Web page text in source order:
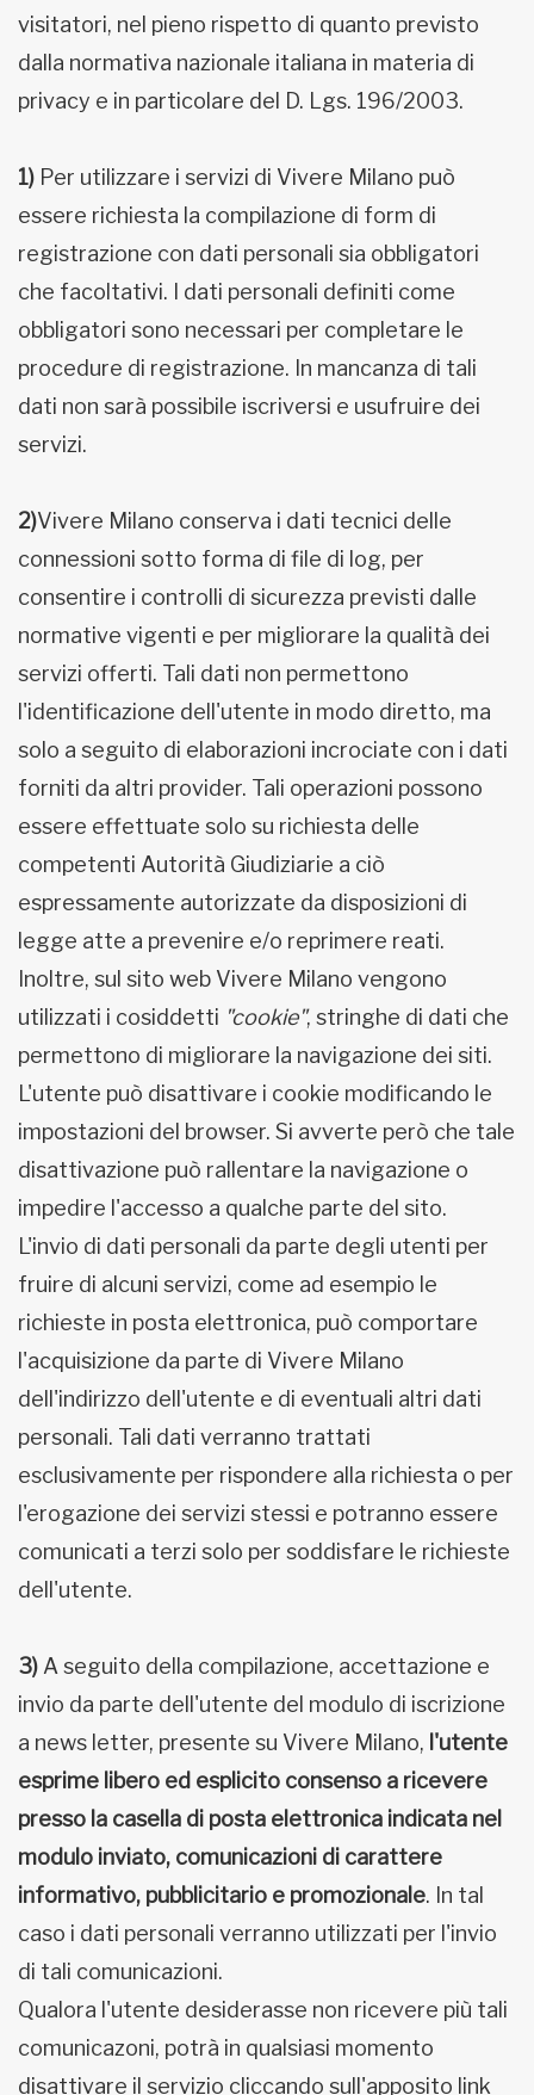
visitatori, nel pieno rispetto di quanto previsto
dalla normativa nazionale italiana in materia di
privacy e in particolare del D. Lgs. 196/2003.
1) Per utilizzare i servizi di Vivere Milano può
essere richiesta la compilazione di form di
registrazione con dati personali sia obbligatori
che facoltativi. I dati personali definiti come
obbligatori sono necessari per completare le
procedure di registrazione. In mancanza di tali
dati non sarà possibile iscriversi e usufruire dei
servizi.
2)Vivere Milano conserva i dati tecnici delle
connessioni sotto forma di file di log, per
consentire i controlli di sicurezza previsti dalle
normative vigenti e per migliorare la qualità dei
servizi offerti. Tali dati non permettono
l'identificazione dell'utente in modo diretto, ma
solo a seguito di elaborazioni incrociate con i dati
forniti da altri provider. Tali operazioni possono
essere effettuate solo su richiesta delle
competenti Autorità Giudiziarie a ciò
espressamente autorizzate da disposizioni di
legge atte a prevenire e/o reprimere reati.
Inoltre, sul sito web Vivere Milano vengono
utilizzati i cosiddetti "cookie", stringhe di dati che
permettono di migliorare la navigazione dei siti.
L'utente può disattivare i cookie modificando le
impostazioni del browser. Si avverte però che tale
disattivazione può rallentare la navigazione o
impedire l'accesso a qualche parte del sito.
L'invio di dati personali da parte degli utenti per
fruire di alcuni servizi, come ad esempio le
richieste in posta elettronica, può comportare
l'acquisizione da parte di Vivere Milano
dell'indirizzo dell'utente e di eventuali altri dati
personali. Tali dati verranno trattati
esclusivamente per rispondere alla richiesta o per
l'erogazione dei servizi stessi e potranno essere
comunicati a terzi solo per soddisfare le richieste
dell'utente.
3) A seguito della compilazione, accettazione e
invio da parte dell'utente del modulo di iscrizione
a news letter, presente su Vivere Milano, l'utente
esprime libero ed esplicito consenso a ricevere
presso la casella di posta elettronica indicata nel
modulo inviato, comunicazioni di carattere
informativo, pubblicitario e promozionale. In tal
caso i dati personali verranno utilizzati per l'invio
di tali comunicazioni.
Qualora l'utente desiderasse non ricevere più tali
comunicazoni, potrà in qualsiasi momento
disattivare il servizio cliccando sull'apposito link